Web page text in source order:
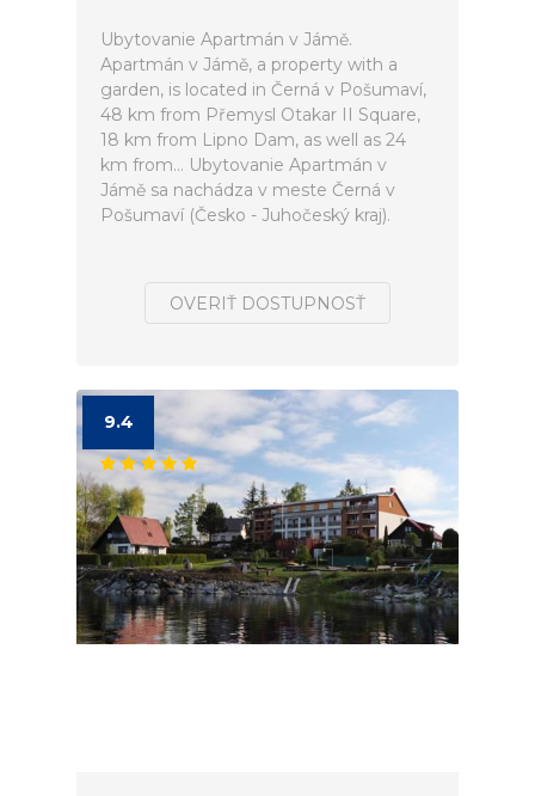
Ubytovanie Apartmán v Jámě.
Apartmán v Jámě, a property with a
garden, is located in Černá v Pošumaví,
48 km from Přemysl Otakar II Square,
18 km from Lipno Dam, as well as 24
km from... Ubytovanie Apartmán v
Jámě sa nachádza v meste Černá v
Pošumaví (Česko - Juhočeský kraj).
OVERIŤ DOSTUPNOSŤ
9.4